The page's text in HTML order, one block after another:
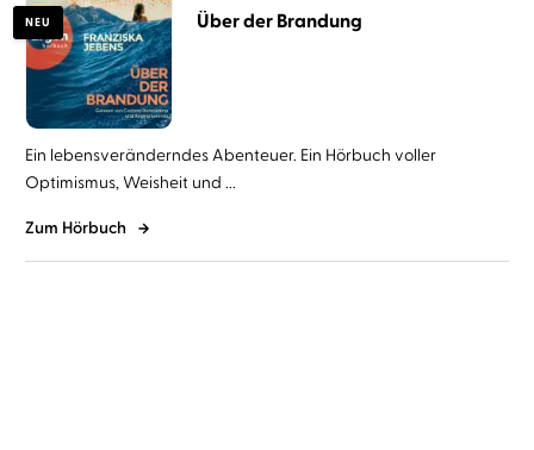
NEU Über der Brandung
Ein lebensveränderndes Abenteuer. Ein Hörbuch voller
Optimismus, Weisheit und ...
Zum Hörbuch